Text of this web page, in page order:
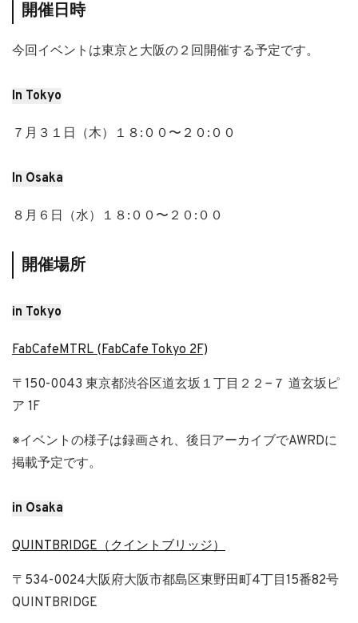
開催日時
今回イベントは東京と大阪の２回開催する予定です。
In Tokyo
７月３１日（木）１８:００〜２０:００
In Osaka
８月６日（水）１８:００〜２０:００
開催場所
in Tokyo
FabCafeMTRL (FabCafe Tokyo 2F)
〒150-0043 東京都渋谷区道玄坂１丁目２２−７ 道玄坂ピ
ア 1F
※イベントの様子は録画され、後日アーカイブでAWRDに
掲載予定です。
in Osaka
QUINTBRIDGE（クイントブリッジ）
〒534-0024大阪府大阪市都島区東野田町4丁目15番82号
QUINTBRIDGE